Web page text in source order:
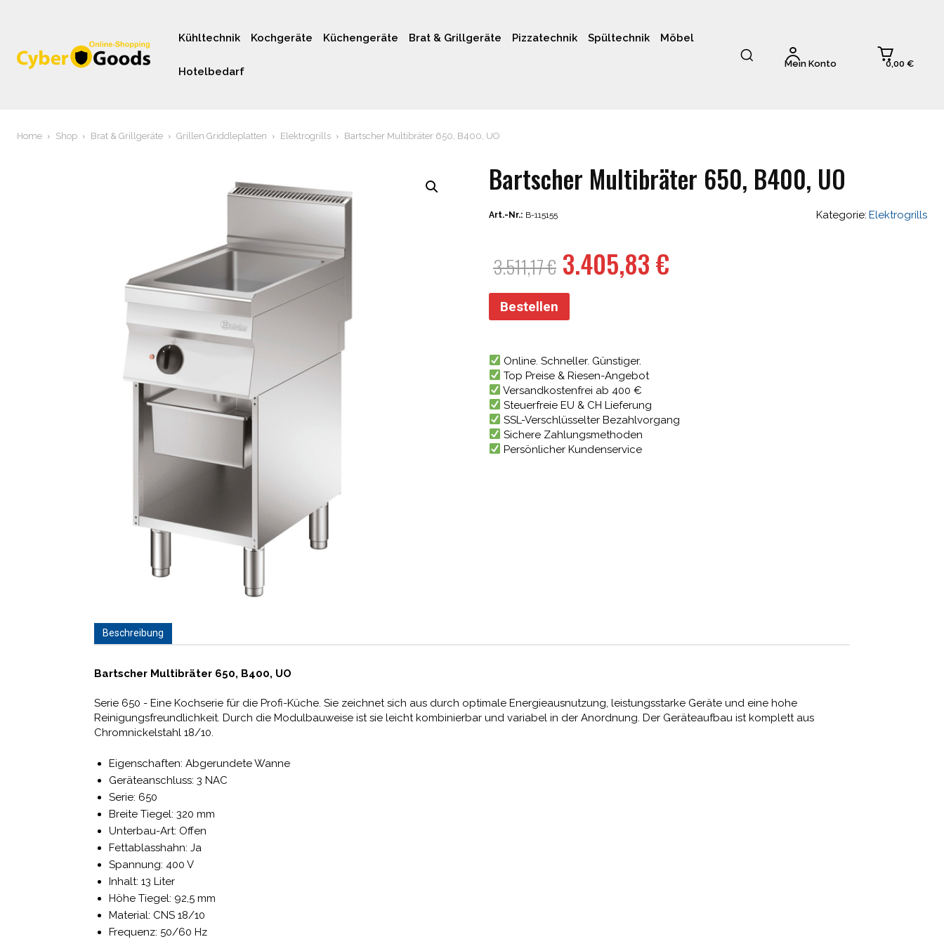
Kühltechnik Kochgeräte Küchengeräte Brat & Grillgeräte Pizzatechnik Spültechnik Möbel
Hotelbedarf
Mein Konto 0,00 €
Home Shop Brat & Grillgeräte Grillen Griddleplatten Elektrogrills Bartscher Multibräter 650, B400, UO
Bartscher Multibräter 650, B400, UO
Art.-Nr.: B-115155 Kategorie: Elektrogrills
3.511,17€ Ursprünglicher
Preis
war:
3.405,83€
Bestellen
Online. Schneller. Günstiger.
Top Preise & Riesen-Angebot
Versandkostenfrei ab 400 €
Steuerfreie EU & CH Lieferung
SSL-Verschlüsselter Bezahlvorgang
Sichere Zahlungsmethoden
Persönlicher Kundenservice
Beschreibung
Bartscher Multibräter 650, B400, UO
Serie 650 - Eine Kochserie für die Profi-Küche. Sie zeichnet sich aus durch optimale Energieausnutzung, leistungsstarke Geräte und eine hohe
Reinigungsfreundlichkeit. Durch die Modulbauweise ist sie leicht kombinierbar und variabel in der Anordnung. Der Geräteaufbau ist komplett aus
Chromnickelstahl 18/10.
Eigenschaften: Abgerundete Wanne
Geräteanschluss: 3 NAC
Serie: 650
Breite Tiegel: 320 mm
Unterbau-Art: Offen
Fettablasshahn: Ja
Spannung: 400 V
Inhalt: 13 Liter
Höhe Tiegel: 92,5 mm
Material: CNS 18/10
Frequenz: 50/60 Hz